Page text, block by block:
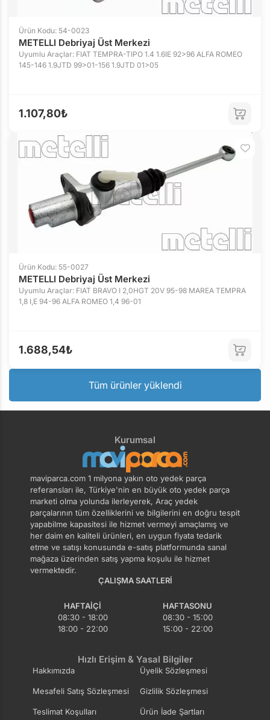
Ürün Kodu: 54-0023
METELLI Debriyaj Üst Merkezi
Uyumlu Araçlar: FIAT TEMPRA-TIPO 1.4 1.6IE 92>96 ALFA ROMEO
145-146 1.9JTD 99>01-156 1.9JTD 01>05
1.107,80₺
Ürün Kodu: 55-0027
METELLI Debriyaj Üst Merkezi
Uyumlu Araçlar: FIAT BRAVO I 2,0HGT 20V 95-98 MAREA TEMPRA
1,8 I,E 94-96 ALFA ROMEO 1,4 96-01
1.688,54₺
Tüm ürünler yüklendi
Kurumsal
maviparca.com 1 milyona yakın oto yedek parça
referansları ile, Türkiye'nin en büyük oto yedek parça
marketi olma yolunda ilerleyerek, Araç yedek
parçalarının tüm özelliklerini ve bilgilerini en doğru tespit
yapabilme kapasitesi ile hizmet vermeyi amaçlamış ve
her daim en kaliteli ürünleri, en uygun fiyata tedarik
etme ve satışı konusunda e-satış platformunda sanal
mağaza üzerinden satış yapma koşulu ile hizmet
vermektedir.
ÇALIŞMA SAATLERI
HAFTAIÇI
08:30 - 18:00
18:00 - 22:00
HAFTASONU
08:30 - 15:00
15:00 - 22:00
Hızlı Erişim & Yasal Bilgiler
Hakkımızda Üyelik Sözleşmesi
Mesafeli Satış Sözleşmesi Gizlilik Sözleşmesi
Teslimat Koşulları Ürün İade Şartları